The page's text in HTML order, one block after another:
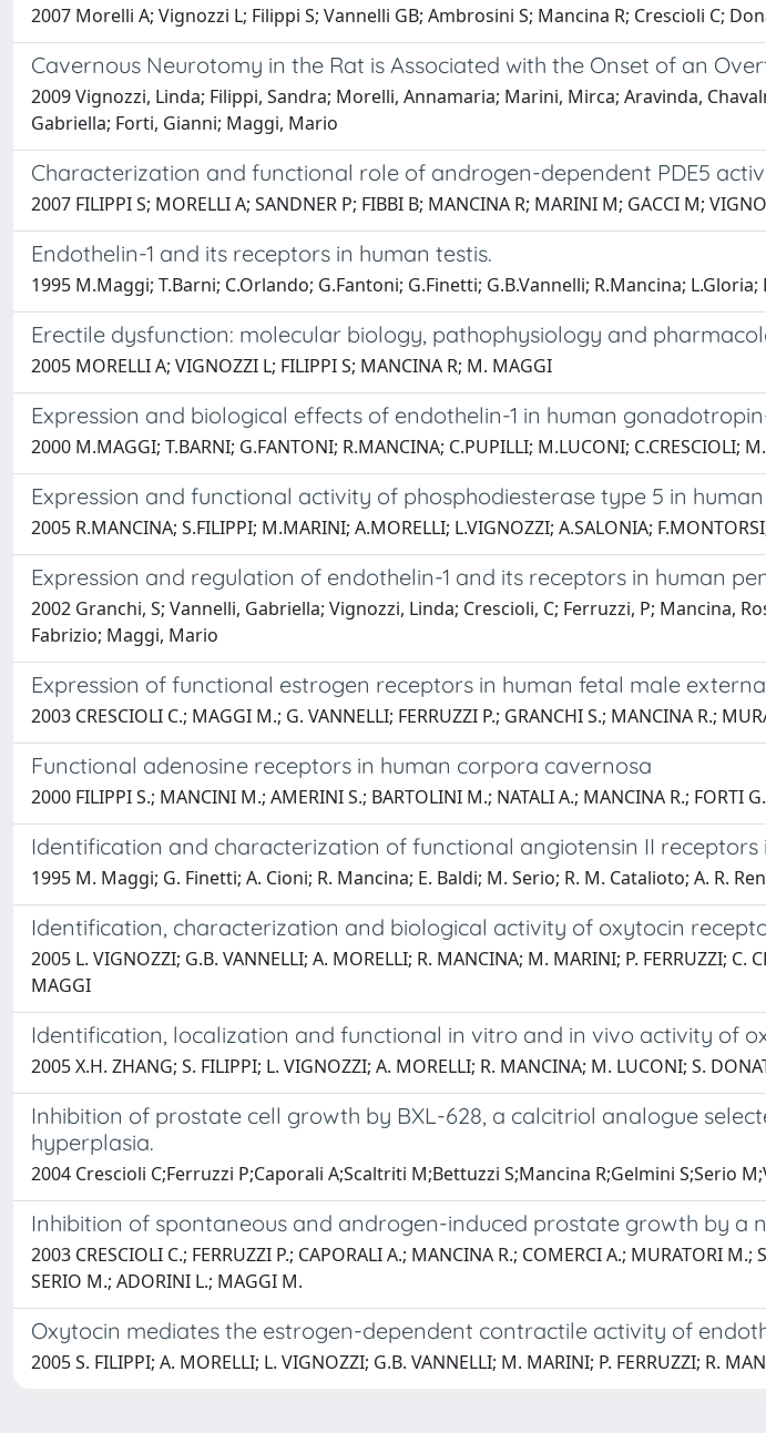
2007 Morelli A; Vignozzi L; Filippi S; Vannelli GB; Ambrosini S; Mancina R; Crescioli C;
Cavernous Neurotomy in the Rat is Associated with the Onset of an
2009 Vignozzi, Linda; Filippi, Sandra; Morelli, Annamaria; Marini, Mirca; Aravinda,
Gabriella; Forti, Gianni; Maggi, Mario
Characterization and functional role of androgen-dependent PDE5
2007 FILIPPI S; MORELLI A; SANDNER P; FIBBI B; MANCINA R; MARINI M; GACCI M;
Endothelin-1 and its receptors in human testis.
1995 M.Maggi; T.Barni; C.Orlando; G.Fantoni; G.Finetti; G.B.Vannelli; R.Mancina;
Erectile dysfunction: molecular biology, pathophysiology and
2005 MORELLI A; VIGNOZZI L; FILIPPI S; MANCINA R; M. MAGGI
Expression and biological effects of endothelin-1 in human
2000 M.MAGGI; T.BARNI; G.FANTONI; R.MANCINA; C.PUPILLI; M.LUCONI; C.CRESCIOLI;
Expression and functional activity of phosphodiesterase type 5 in
2005 R.MANCINA; S.FILIPPI; M.MARINI; A.MORELLI; L.VIGNOZZI; A.SALONIA;
Expression and regulation of endothelin-1 and its receptors in human
2002 Granchi, S; Vannelli, Gabriella; Vignozzi, Linda; Crescioli, C; Ferruzzi, P; Mancina,
Fabrizio; Maggi, Mario
Expression of functional estrogen receptors in human fetal male
2003 CRESCIOLI C.; MAGGI M.; G. VANNELLI; FERRUZZI P.; GRANCHI S.; MANCINA R.;
Functional adenosine receptors in human corpora cavernosa
2000 FILIPPI S.; MANCINI M.; AMERINI S.; BARTOLINI M.; NATALI A.; MANCINA R.; FORTI
Identification and characterization of functional angiotensin II receptors
1995 M. Maggi; G. Finetti; A. Cioni; R. Mancina; E. Baldi; M. Serio; R. M. Catalioto; A. R.
Identification, characterization and biological activity of oxytocin
2005 L. VIGNOZZI; G.B. VANNELLI; A. MORELLI; R. MANCINA; M. MARINI; P. FERRUZZI; C.
MAGGI
Identification, localization and functional in vitro and in vivo activity of
2005 X.H. ZHANG; S. FILIPPI; L. VIGNOZZI; A. MORELLI; R. MANCINA; M. LUCONI; S.
Inhibition of prostate cell growth by BXL-628, a calcitriol analogue
hyperplasia.
2004 Crescioli C;Ferruzzi P;Caporali A;Scaltriti M;Bettuzzi S;Mancina R;Gelmini S;Serio
Inhibition of spontaneous and androgen-induced prostate growth by a
2003 CRESCIOLI C.; FERRUZZI P.; CAPORALI A.; MANCINA R.; COMERCI A.; MURATORI
SERIO M.; ADORINI L.; MAGGI M.
Oxytocin mediates the estrogen-dependent contractile activity of
2005 S. FILIPPI; A. MORELLI; L. VIGNOZZI; G.B. VANNELLI; M. MARINI; P. FERRUZZI; R.